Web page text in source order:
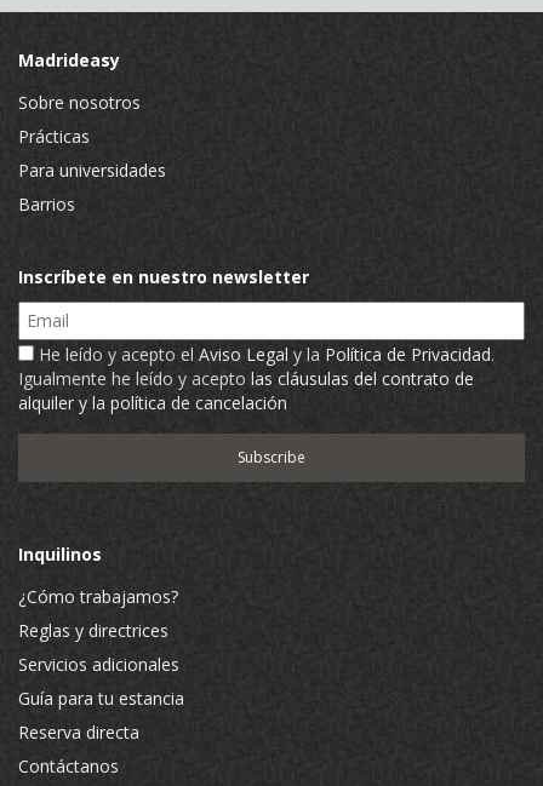
Madrideasy
Sobre nosotros
Prácticas
Para universidades
Barrios
Inscríbete en nuestro newsletter
Email
He leído y acepto el Aviso Legal y la Política de Privacidad.
Igualmente he leído y acepto las cláusulas del contrato de
alquiler y la política de cancelación
Inquilinos
¿Cómo trabajamos?
Reglas y directrices
Servicios adicionales
Guía para tu estancia
Reserva directa
Contáctanos